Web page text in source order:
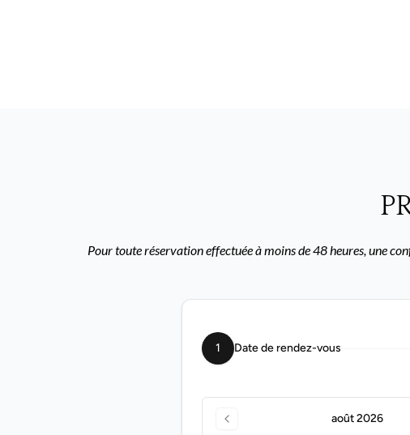
Pour toute réservation effectuée à moins de 48 heures, une